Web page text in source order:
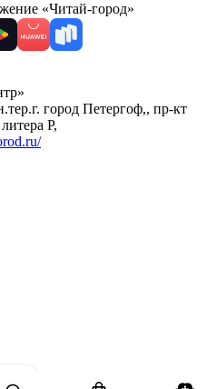
«Читай-город»
город Петергоф,, пр-кт
Р,